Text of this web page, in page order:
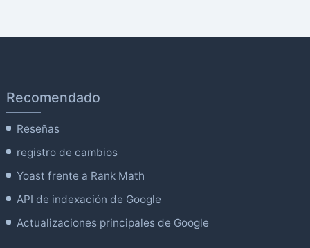
Recomendado
Reseñas
registro de cambios
Yoast frente a Rank Math
API de indexación de Google
Actualizaciones principales de Google